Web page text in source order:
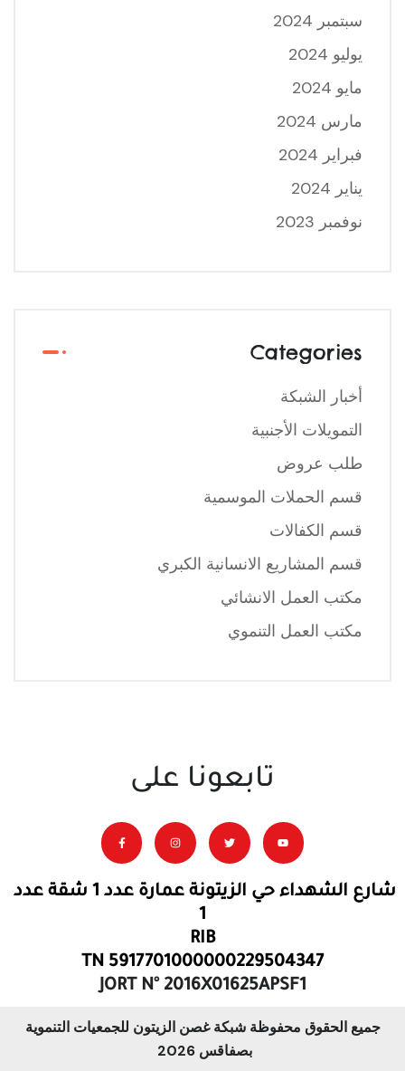
سبتمبر 2024
يوليو 2024
مايو 2024
مارس 2024
فبراير 2024
يناير 2024
نوفمبر 2023
Categories
أخبار الشبكة
التمويلات الأجنبية
طلب عروض
قسم الحملات الموسمية
قسم الكفالات
قسم المشاريع الانسانية الكبري
مكتب العمل الانشائي
مكتب العمل التنموي
تابعونا على
شارع الشهداء حي الزيتونة عمارة عدد 1 شقة عدد
1
RIB
TN 5917701000000229504347
JORT N° 2016X01625APSF1
جميع الحقوق محفوظة شبكة غصن الزيتون للجمعيات التنموية
بصفاقس 2026